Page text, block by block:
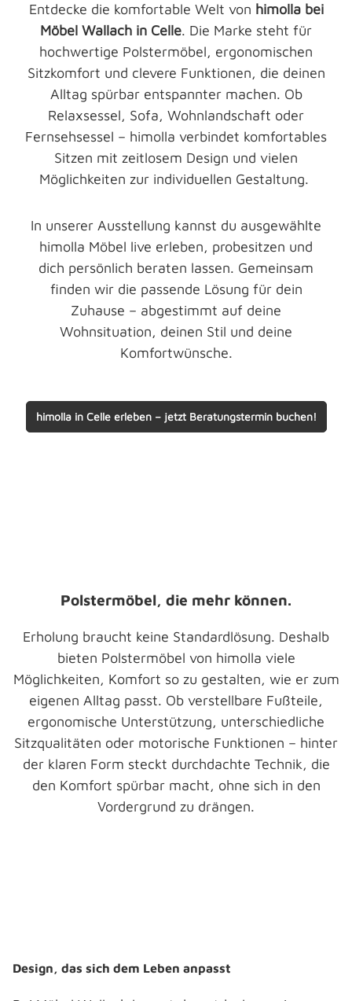
Entdecke die komfortable Welt von himolla bei
Möbel Wallach in Celle. Die Marke steht für
hochwertige Polstermöbel, ergonomischen
Sitzkomfort und clevere Funktionen, die deinen
Alltag spürbar entspannter machen. Ob
Relaxsessel, Sofa, Wohnlandschaft oder
Fernsehsessel – himolla verbindet komfortables
Sitzen mit zeitlosem Design und vielen
Möglichkeiten zur individuellen Gestaltung.
In unserer Ausstellung kannst du ausgewählte
himolla Möbel live erleben, probesitzen und
dich persönlich beraten lassen. Gemeinsam
finden wir die passende Lösung für dein
Zuhause – abgestimmt auf deine
Wohnsituation, deinen Stil und deine
Komfortwünsche.
himolla in Celle erleben – jetzt Beratungstermin buchen!
Polstermöbel, die mehr können.
Erholung braucht keine Standardlösung. Deshalb
bieten Polstermöbel von himolla viele
Möglichkeiten, Komfort so zu gestalten, wie er zum
eigenen Alltag passt. Ob verstellbare Fußteile,
ergonomische Unterstützung, unterschiedliche
Sitzqualitäten oder motorische Funktionen – hinter
der klaren Form steckt durchdachte Technik, die
den Komfort spürbar macht, ohne sich in den
Vordergrund zu drängen.
Design, das sich dem Leben anpasst